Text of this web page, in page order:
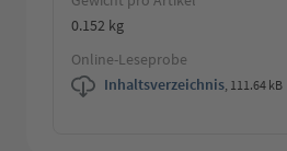
0.152 kg
Online-Leseprobe
Inhaltsverzeichnis, 111.64 kB